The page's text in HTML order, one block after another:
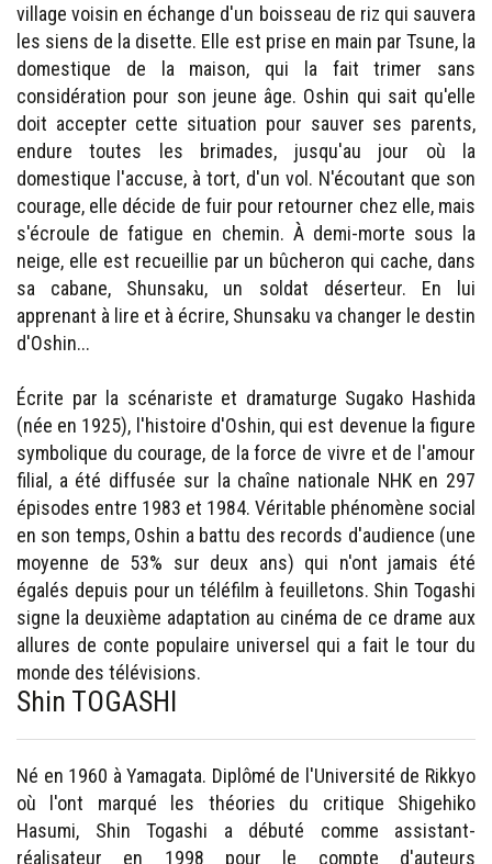
village voisin en échange d'un boisseau de riz qui sauvera
les siens de la disette. Elle est prise en main par Tsune, la
domestique de la maison, qui la fait trimer sans
considération pour son jeune âge. Oshin qui sait qu'elle
doit accepter cette situation pour sauver ses parents,
endure toutes les brimades, jusqu'au jour où la
domestique l'accuse, à tort, d'un vol. N'écoutant que son
courage, elle décide de fuir pour retourner chez elle, mais
s'écroule de fatigue en chemin. À demi-morte sous la
neige, elle est recueillie par un bûcheron qui cache, dans
sa cabane, Shunsaku, un soldat déserteur. En lui
apprenant à lire et à écrire, Shunsaku va changer le destin
d'Oshin...
Écrite par la scénariste et dramaturge Sugako Hashida
(née en 1925), l'histoire d'Oshin, qui est devenue la figure
symbolique du courage, de la force de vivre et de l'amour
filial, a été diffusée sur la chaîne nationale NHK en 297
épisodes entre 1983 et 1984. Véritable phénomène social
en son temps, Oshin a battu des records d'audience (une
moyenne de 53% sur deux ans) qui n'ont jamais été
égalés depuis pour un téléfilm à feuilletons. Shin Togashi
signe la deuxième adaptation au cinéma de ce drame aux
allures de conte populaire universel qui a fait le tour du
monde des télévisions.
Shin TOGASHI
Né en 1960 à Yamagata. Diplômé de l'Université de Rikkyo
où l'ont marqué les théories du critique Shigehiko
Hasumi, Shin Togashi a débuté comme assistant-
réalisateur en 1998 pour le compte d'auteurs